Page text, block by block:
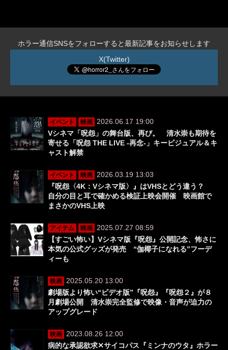
ホラー通信SNSをフォローすると最新記事をお知らせします
X(Twitter)
イベント 映画
2026.06.17 19:00
Vシネマ「呪怨」の舞台版、再び。 清水崇も期待を
寄せる「呪怨 THE LIVE -再念-」キービジュアル＆キ
ャスト解禁
イベント 映画
2026.03.19 13:03
『呪怨〈4K：Vシネマ版〉』はVHSとどう違う？
自分の目と耳で確かめる検証上映会開催 映画館で
まさかのVHS上映
アイテム 映画
2025.07.27 08:59
【すごい怖い】Vシネマ版『呪怨』公開記念、怖さに
本気の公式グッズが発売 “伽椰子になれる”フーデ
ィーも
映画
2025.05.20 13:00
劇場版より怖い“ビデオ版”『呪怨』『呪怨２』が８
月劇場公開 清水崇完全監修で映像・音声が迫力の
アップグレード
映画
2023.08.26 12:00
病的な承認欲求✕サイコパス『ミンナのウタ』ホラー